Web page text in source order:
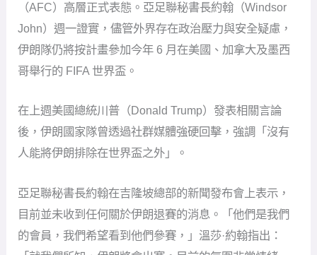
（AFC）高層正式表態。亞足聯秘書長約翰（Windsor
John）週一證實，儘管外界存在政治壓力與安全疑慮，
伊朗隊仍將按計畫參加今年 6 月在美國、加拿大及墨西
哥舉行的 FIFA 世界盃。
在上週美國總統川普（Donald Trump）發表相關言論
後，伊朗國家隊曾透過社群媒體強硬回擊，強調「沒有
人能將伊朗排除在世界盃之外」。
亞足聯秘書長約翰在吉隆坡總部的新聞發布會上表示，
目前並未收到任何關於伊朗退賽的消息。「他們是我們
的會員，我們希望看到他們參賽，」溫莎·約翰指出：